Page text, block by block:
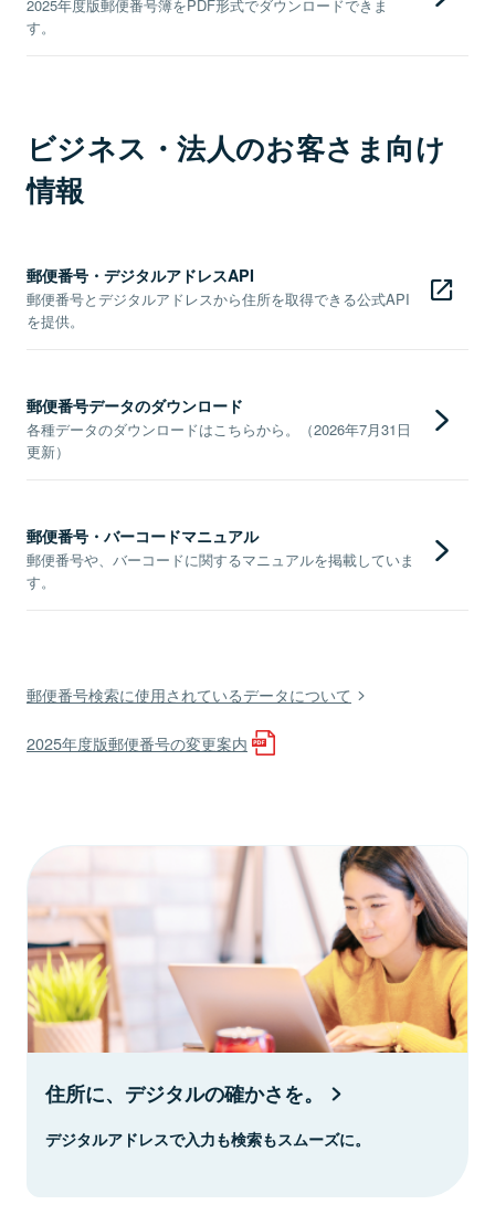
2025年度版郵便番号簿をPDF形式でダウンロードできま
す。
ビジネス・法人のお客さま向け
情報
郵便番号・デジタルアドレスAPI
郵便番号とデジタルアドレスから住所を取得できる公式API
を提供。
郵便番号データのダウンロード
各種データのダウンロードはこちらから。（2026年7月31日
更新）
郵便番号・バーコードマニュアル
郵便番号や、バーコードに関するマニュアルを掲載していま
す。
郵便番号検索に使用されているデータについて
2025年度版郵便番号の変更案内
住所に、デジタルの確かさを。
デジタルアドレスで入力も検索もスムーズに。